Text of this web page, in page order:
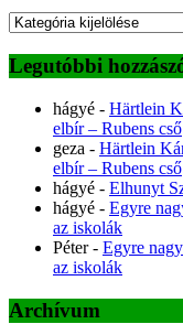
Kategóriák
Legutóbbi
hágyé - Härtlein
elbír – Rubens cső
geza - Härtlein
elbír – Rubens cső
hágyé - Elhunyt
hágyé - Egyre
az iskolák
Péter- Egyre
az iskolák
Archívum